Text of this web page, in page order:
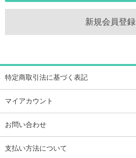
新規会員登録
特定商取引法に基づく表記
マイアカウント
お問い合わせ
支払い方法について